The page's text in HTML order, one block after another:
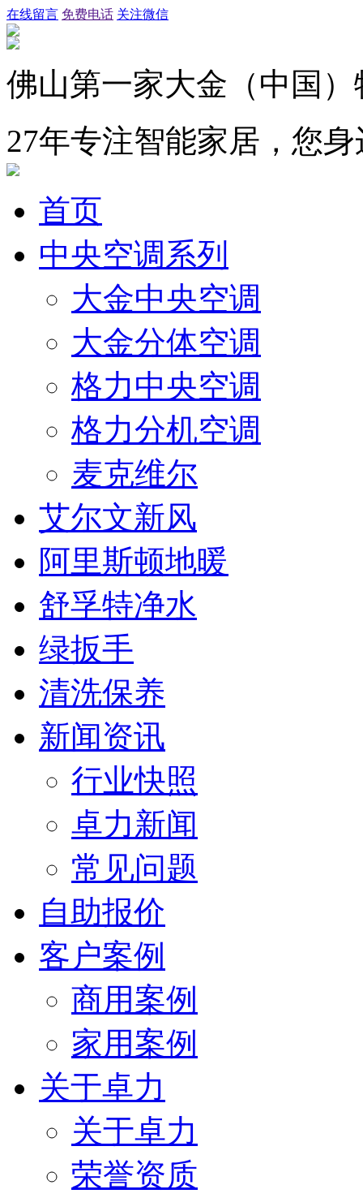
在线留言 免费电话 关注微信
佛山第一家大金（中国
27年专注智能家居，您
首页
中央空调系列
大金中央空调
大金分体空调
格力中央空调
格力分机空调
麦克维尔
艾尔文新风
阿里斯顿地暖
舒孚特净水
绿扳手
清洗保养
新闻资讯
行业快照
卓力新闻
常见问题
自助报价
客户案例
商用案例
家用案例
关于卓力
关于卓力
荣誉资质